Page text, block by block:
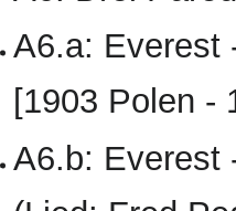
A6.a:
[1903 Polen -
A6.b: